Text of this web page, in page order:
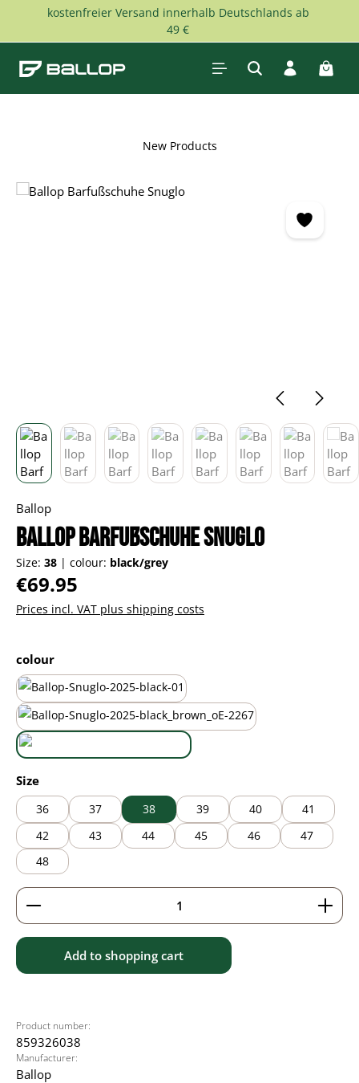
Skip to main content
kostenfreier Versand innerhalb Deutschlands ab
49 €
New Products
Skip image gallery
Ballop
Ballop Barfußschuhe Snuglo
Size: 38 | colour: black/grey
Regular price:
€69.95
Prices incl. VAT plus shipping costs
Select
colour
black/brown
black/grey
Select
Size
36 37 38 39 40
41
42
43 44 45 46
47
48
Product Quantity: Enter the desired amount or
Add to shopping cart
Product number:
859326038
Manufacturer:
Ballop